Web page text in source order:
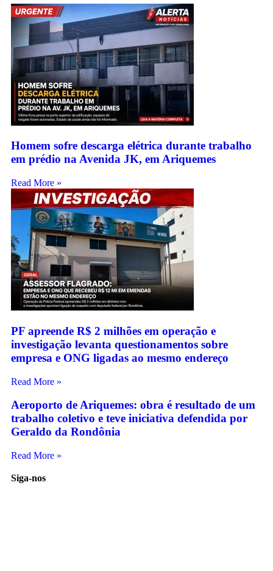
Homem sofre descarga elétrica durante trabalho
em prédio na Avenida JK, em Ariquemes
Read More »
PF apreende R$ 2 milhões em operação e
investigação levanta questionamentos sobre
empresa e ONG ligadas ao mesmo endereço
Read More »
Aeroporto de Ariquemes: obra é resultado de um
trabalho coletivo e teve iniciativa defendida por
Geraldo da Rondônia
Read More »
Siga-nos